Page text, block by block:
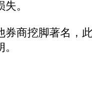
。
商挖脚著名，